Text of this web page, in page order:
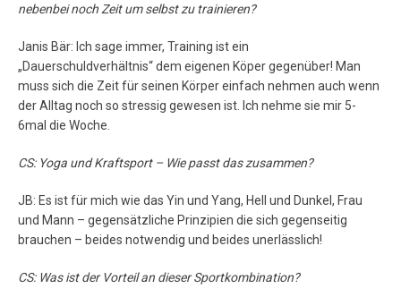
nebenbei noch Zeit um selbst zu trainieren?
Janis Bär: Ich sage immer, Training ist ein
„Dauerschuldverhältnis“ dem eigenen Köper gegenüber! Man
muss sich die Zeit für seinen Körper einfach nehmen auch wenn
der Alltag noch so stressig gewesen ist. Ich nehme sie mir 5-
6mal die Woche.
CS: Yoga und Kraftsport – Wie passt das zusammen?
JB: Es ist für mich wie das Yin und Yang, Hell und Dunkel, Frau
und Mann – gegensätzliche Prinzipien die sich gegenseitig
brauchen – beides notwendig und beides unerlässlich!
CS: Was ist der Vorteil an dieser Sportkombination?